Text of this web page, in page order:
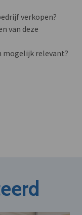
verkopen?
van deze
mogelijk relevant?